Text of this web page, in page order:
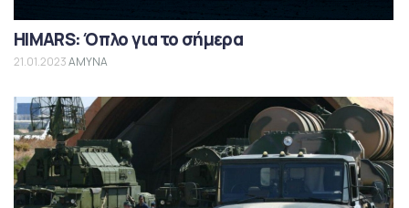
HIMARS: Όπλο για το σήμερα
21.01.2023ΑΜΥΝΑ